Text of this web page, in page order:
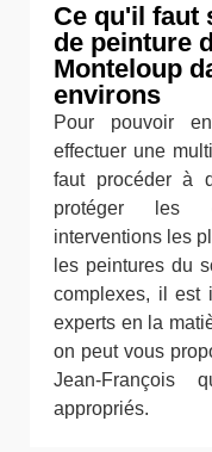
Ce qu'il faut
de peinture
Monteloup
environs
Pour pouvoir
effectuer une
faut procéder à
protéger les
interventions les
les peintures du
complexes, il est
experts en la
on peut vous
Jean-François
appropriés.